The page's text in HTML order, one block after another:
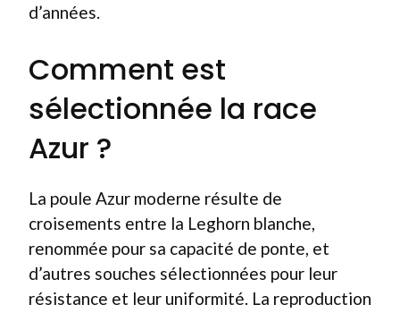
d’années.
Comment est
sélectionnée la race
Azur ?
La poule Azur moderne résulte de
croisements entre la Leghorn blanche,
renommée pour sa capacité de ponte, et
d’autres souches sélectionnées pour leur
résistance et leur uniformité. La reproduction